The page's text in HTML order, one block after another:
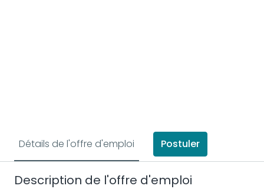
Détails de l'offre d'emploi Postuler
Description de l'offre d'emploi